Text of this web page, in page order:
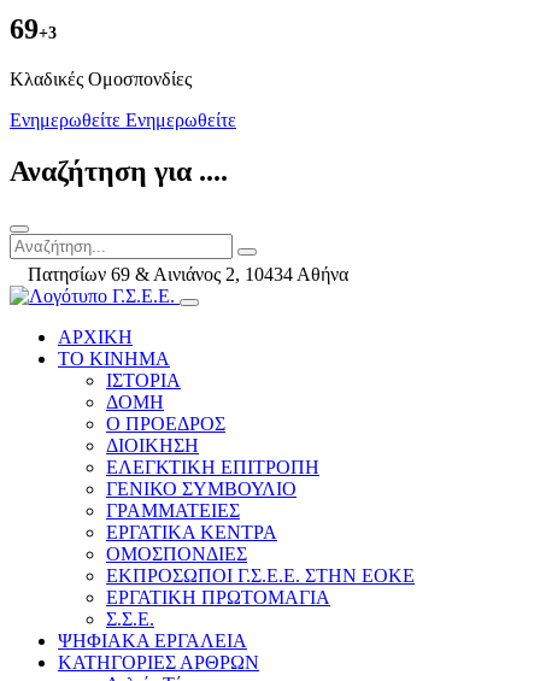
69+3
Kλαδικές Ομοσπονδίες
Ενημερωθείτε Ενημερωθείτε
Αναζήτηση για ....
Πατησίων 69 & Αινιάνος 2, 10434 Αθήνα
ΑΡΧΙΚΗ
ΤΟ ΚΙΝΗΜΑ
ΙΣΤΟΡΙΑ
ΔΟΜΗ
Ο ΠΡΟΕΔΡΟΣ
ΔΙΟΙΚΗΣΗ
ΕΛΕΓΚΤΙΚΗ ΕΠΙΤΡΟΠΗ
ΓΕΝΙΚΟ ΣΥΜΒΟΥΛΙΟ
ΓΡΑΜΜΑΤΕΙΕΣ
ΕΡΓΑΤΙΚΑ ΚΕΝΤΡΑ
ΟΜΟΣΠΟΝΔΙΕΣ
ΕΚΠΡΟΣΩΠΟΙ Γ.Σ.Ε.Ε. ΣΤΗΝ ΕΟΚΕ
ΕΡΓΑΤΙΚΗ ΠΡΩΤΟΜΑΓΙΑ
Σ.Σ.Ε.
ΨΗΦΙΑΚΑ ΕΡΓΑΛΕΙΑ
ΚΑΤΗΓΟΡΙΕΣ ΑΡΘΡΩΝ